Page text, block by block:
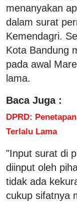
menanyakan
dalam surat
Kemendagri.
Kota Bandung
pada awal
lama.
Baca Juga :
DPRD:
Terlalu Lama
"Input surat di
diinput oleh
tidak ada
cukup sifatnya